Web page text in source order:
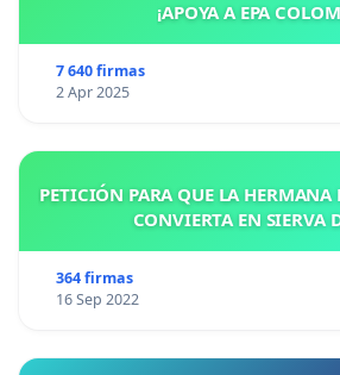
¡APOYA A EPA
7 640 firmas
2 Apr 2025
PETICIÓN PARA QUE LA HERMANA
CONVIERTA EN SIERVA
364 firmas
16 Sep 2022